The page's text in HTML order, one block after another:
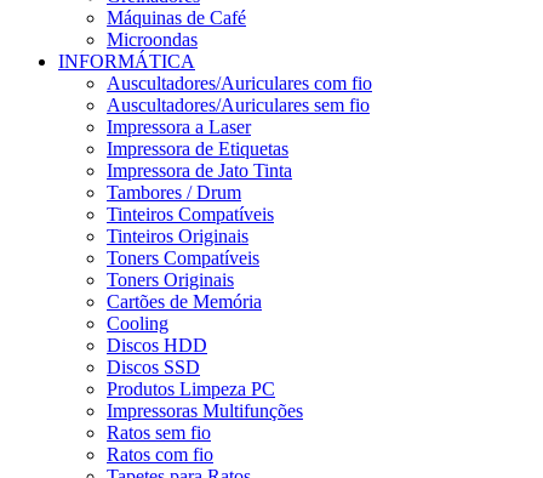
Máquinas de Café
Microondas
INFORMÁTICA
Auscultadores/Auriculares com fio
Auscultadores/Auriculares sem fio
Impressora a Laser
Impressora de Etiquetas
Impressora de Jato Tinta
Tambores / Drum
Tinteiros Compatíveis
Tinteiros Originais
Toners Compatíveis
Toners Originais
Cartões de Memória
Cooling
Discos HDD
Discos SSD
Produtos Limpeza PC
Impressoras Multifunções
Ratos sem fio
Ratos com fio